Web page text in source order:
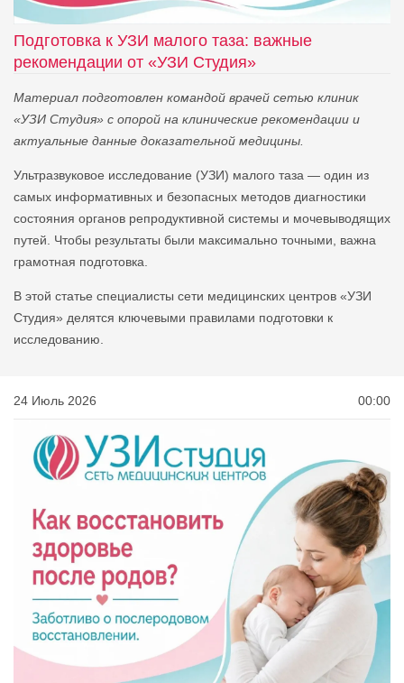
Подготовка к УЗИ малого таза: важные
рекомендации от «УЗИ Студия»
Материал подготовлен командой врачей сетью клиник
«УЗИ Студия» с опорой на клинические рекомендации и
актуальные данные доказательной медицины.
Ультразвуковое исследование (УЗИ) малого таза — один из
самых информативных и безопасных методов диагностики
состояния органов репродуктивной системы и мочевыводящих
путей. Чтобы результаты были максимально точными, важна
грамотная подготовка.
В этой статье специалисты сети медицинских центров «УЗИ
Студия» делятся ключевыми правилами подготовки к
исследованию.
24 Июль 2026 00:00